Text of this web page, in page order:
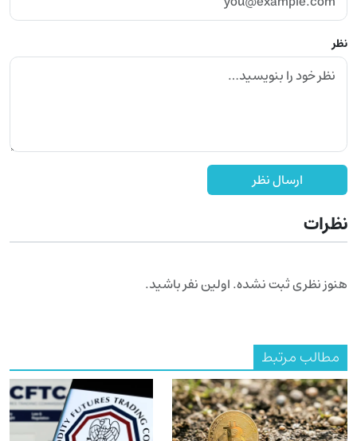
نظر
ارسال نظر
نظرات
هنوز نظری ثبت نشده. اولین نفر باشید.
مطالب مرتبط